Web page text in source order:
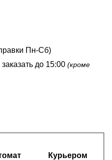
Пн-Сб)
заказать до 15:00 (кроме
Курьером